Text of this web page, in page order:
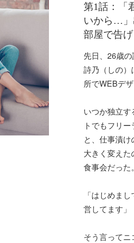
第1話：「
いから…」
部屋で告
先日、26歳
詩乃（しの）
所でWEBデ
いつか独立
トでもフリ
と、仕事漬
大きく変え
食事会だった。
「はじめま
営してます」
そう言って